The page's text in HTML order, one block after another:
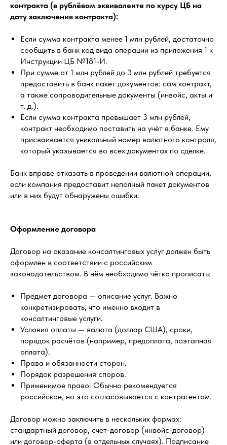
контракта (в рублёвом эквиваленте по курсу ЦБ на
дату заключения контракта):
Если сумма контракта менее 1 млн рублей, достаточно
сообщить в банк код вида операции из приложения 1 к
Инструкции ЦБ №181-И.
При сумме от 1 млн рублей до 3 млн рублей требуется
предоставить в банк пакет документов: сам контракт,
а также сопроводительные документы (инвойс, акты и
т. д.).
Если сумма контракта превышает 3 млн рублей,
контракт необходимо поставить на учёт в банке. Ему
присваивается уникальный номер валютного контроля,
который указывается во всех документах по сделке.
Банк вправе отказать в проведении валютной операции,
если компания предоставит неполный пакет документов
или в них будут обнаружены ошибки.
Оформление договора
Договор на оказание консалтинговых услуг должен быть
оформлен в соответствии с российским
законодательством. В нём необходимо чётко прописать:
Предмет договора — описание услуг. Важно
конкретизировать, что именно входит в
консалтинговые услуги.
Условия оплаты — валюта (доллар США), сроки,
порядок расчётов (например, предоплата, поэтапная
оплата).
Права и обязанности сторон.
Порядок разрешения споров.
Применимое право. Обычно рекомендуется
российское, но это согласовывается с контрагентом.
Договор можно заключить в нескольких формах:
стандартный договор, счёт-договор (инвойс-договор)
или договор-оферта (в отдельных случаях). Подписание